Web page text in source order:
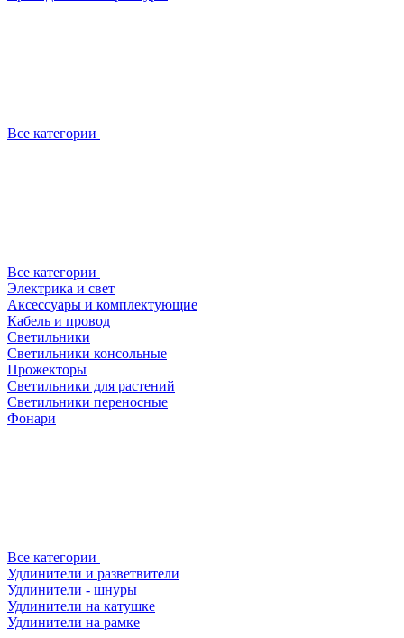
Все категории
Все категории
Электрика и свет
Аксессуары и комплектующие
Кабель и провод
Светильники
Светильники консольные
Прожекторы
Светильники для растений
Светильники переносные
Фонари
Все категории
Удлинители и разветвители
Удлинители - шнуры
Удлинители на катушке
Удлинители на рамке